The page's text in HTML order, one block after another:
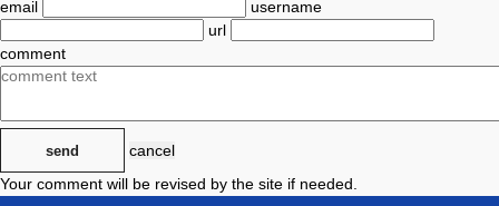
email
username
url
comment
send
cancel
Your comment will be revised by the site if needed.